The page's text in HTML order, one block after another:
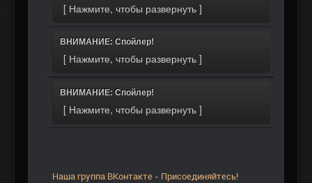
ВНИМАНИЕ: Спойлер!
ВНИМАНИЕ: Спойлер!
Наша группа ВКонтакте - Присоединяйтесь!